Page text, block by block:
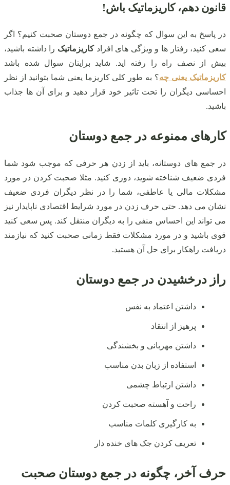
قانون دهم، کاریزماتیک باش!
در پاسخ به این سوال که چگونه در جمع دوستان صحبت کنیم؟ اگر
سعی کنید، رفتار ها و ویژگی های افرادکاریزماتیک را داشته باشید،
بیش از نصف راه را رفته اید. شاید برایتان سوال شده باشد
کاریزماتیک یعنی چه؟ به طور کلی کاریزما یعنی شما بتوانید از نظر
احساسی دیگران را تحت تاثیر خود قرار دهید و برای آن ها جذاب
باشید.
کارهای ممنوعه در جمع دوستان
در جمع های دوستانه، باید از زدن هر حرفی که موجب شود شما
فردی ضعیف شناخته شوید، دوری کنید. مثلا صحبت کردن در مورد
مشکلات مالی یا عاطفی، شما را در نظر دیگران فردی ضعیف
نشان می دهد. حتی حرف زدن در مورد شرایط اقتصادی ناپایدار نیز
می تواند این احساس منفی را به دیگران منتقل کند. پس سعی کنید
قوی باشید و در مورد مشکلات فقط زمانی صحبت کنید که نیازمند
دریافت راهکار برای حل آن هستید.
راز درخشیدن در جمع دوستان
داشتن اعتماد به نفس
پرهیز از انتقاد
داشتن مهربانی و بخشندگی
استفاده از زبان بدن مناسب
داشتن ارتباط چشمی
راحت و آهسته صحبت کردن
به کارگیری کلمات مناسب
تعریف کردن جک های خنده دار
حرف آخر، چگونه در جمع دوستان صحبت